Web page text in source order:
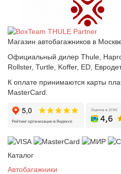
Магазин автобагажников в
Официальный дилер Thule,
Rollster, Turtle, Koffer, ED,
К оплате принимаются карты
MasterCard.
Каталог
Автобагажники